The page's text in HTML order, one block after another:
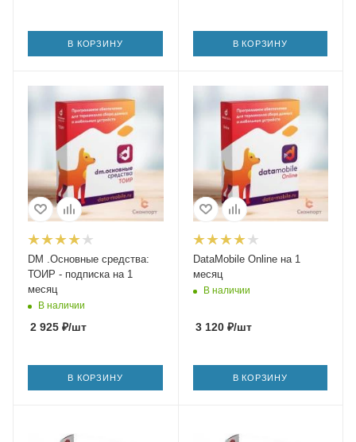
В КОРЗИНУ В КОРЗИНУ
DM .Основные средства:
ТОИР - подписка на 1
месяц
В наличии
2 925 ₽/шт
В КОРЗИНУ
DataMobile Online на 1
месяц
В наличии
3 120₽/шт
В КОРЗИНУ